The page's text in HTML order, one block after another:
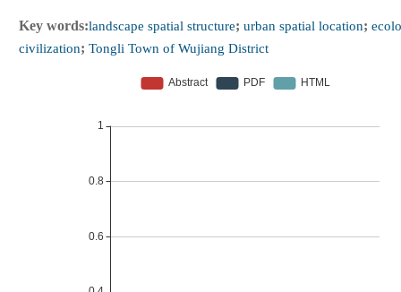
Key words:landscape spatial structure; urban spatial location;
civilization; Tongli Town of Wujiang District